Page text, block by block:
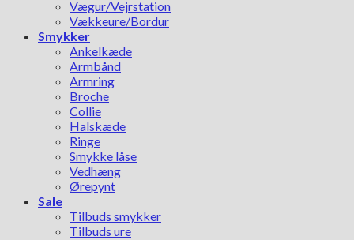
Vægur/Vejrstation
Vækkeure/Bordur
Smykker
Ankelkæde
Armbånd
Armring
Broche
Collie
Halskæde
Ringe
Smykke låse
Vedhæng
Ørepynt
Sale
Tilbuds smykker
Tilbuds ure